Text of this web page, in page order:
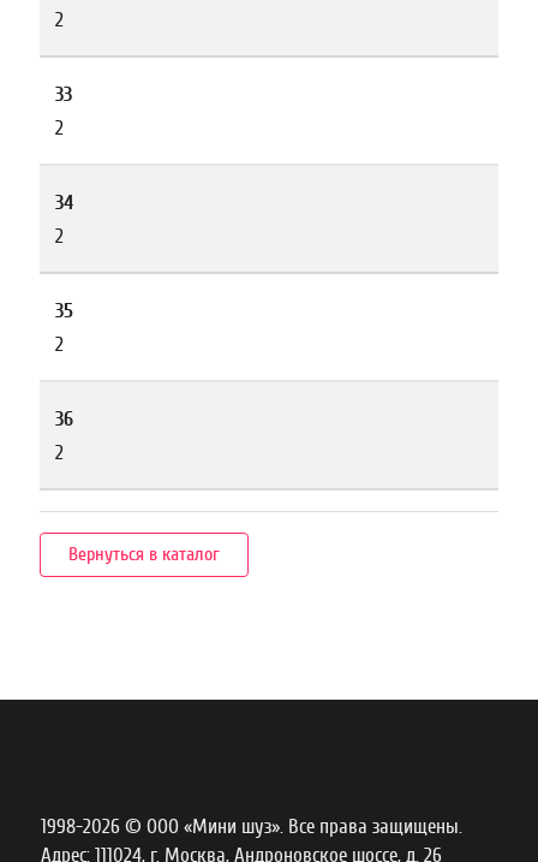
2
33
2
34
2
35
2
36
2
Вернуться в каталог
1998-2026 © ООО «Мини шуз». Все права защищены.
Адрес: 111024, г. Москва, Андроновское шоссе, д. 26